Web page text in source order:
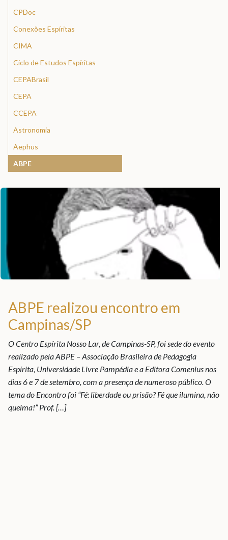
CPDoc
Conexões Espíritas
CIMA
Ciclo de Estudos Espíritas
CEPABrasil
CEPA
CCEPA
Astronomia
Aephus
ABPE
ABPE realizou encontro em
Campinas/SP
O Centro Espírita Nosso Lar, de Campinas-SP, foi sede do evento
realizado pela ABPE – Associação Brasileira de Pedagogia
Espírita, Universidade Livre Pampédia e a Editora Comenius nos
dias 6 e 7 de setembro, com a presença de numeroso público. O
tema do Encontro foi “Fé: liberdade ou prisão? Fé que ilumina, não
queima!” Prof. […]